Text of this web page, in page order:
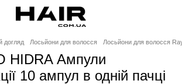
догляд Лосьйони для волосся Лосьйони для волосся
HIDRA Ампули
10 ампул в одній пачці